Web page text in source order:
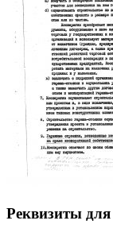
Реквизиты